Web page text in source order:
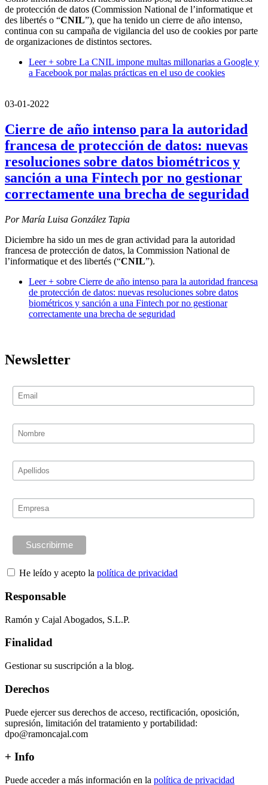
de protección de datos (Commission National de l’informatique et
des libertés o “CNIL”), que ha tenido un cierre de año intenso,
continua con su campaña de vigilancia del uso de cookies por parte
de organizaciones de distintos sectores.
Leer + sobre La CNIL impone multas millonarias a Google y
a Facebook por malas prácticas en el uso de cookies
03-01-2022
Cierre de año intenso para la autoridad
francesa de protección de datos: nuevas
resoluciones sobre datos biométricos y
sanción a una Fintech por no gestionar
correctamente una brecha de seguridad
Por María Luisa González Tapia
Diciembre ha sido un mes de gran actividad para la autoridad
francesa de protección de datos, la Commission National de
l’informatique et des libertés (“CNIL”).
Leer + sobre Cierre de año intenso para la autoridad francesa
de protección de datos: nuevas resoluciones sobre datos
biométricos y sanción a una Fintech por no gestionar
correctamente una brecha de seguridad
Newsletter
He leído y acepto la política de privacidad
Responsable
Ramón y Cajal Abogados, S.L.P.
Finalidad
Gestionar su suscripción a la blog.
Derechos
Puede ejercer sus derechos de acceso, rectificación, oposición,
supresión, limitación del tratamiento y portabilidad:
dpo@ramoncajal.com
+ Info
Puede acceder a más información en la política de privacidad